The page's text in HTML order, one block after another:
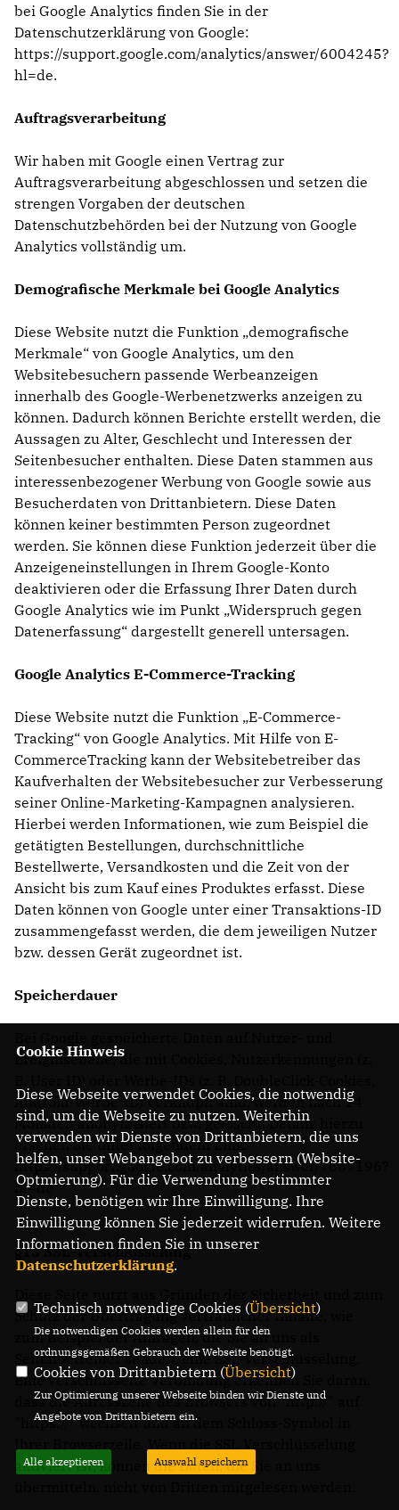
bei Google Analytics finden Sie in der
Datenschutzerklärung von Google:
https://support.google.com/analytics/answer/6004245?
hl=de.
Auftragsverarbeitung
Wir haben mit Google einen Vertrag zur
Auftragsverarbeitung abgeschlossen und setzen die
strengen Vorgaben der deutschen
Datenschutzbehörden bei der Nutzung von Google
Analytics vollständig um.
Demografische Merkmale bei Google Analytics
Diese Website nutzt die Funktion „demografische
Merkmale“ von Google Analytics, um den
Websitebesuchern passende Werbeanzeigen
innerhalb des Google-Werbenetzwerks anzeigen zu
können. Dadurch können Berichte erstellt werden, die
Aussagen zu Alter, Geschlecht und Interessen der
Seitenbesucher enthalten. Diese Daten stammen aus
interessenbezogener Werbung von Google sowie aus
Besucherdaten von Drittanbietern. Diese Daten
können keiner bestimmten Person zugeordnet
werden. Sie können diese Funktion jederzeit über die
Anzeigeneinstellungen in Ihrem Google-Konto
deaktivieren oder die Erfassung Ihrer Daten durch
Google Analytics wie im Punkt „Widerspruch gegen
Datenerfassung“ dargestellt generell untersagen.
Google Analytics E-Commerce-Tracking
Diese Website nutzt die Funktion „E-Commerce-
Tracking“ von Google Analytics. Mit Hilfe von E-
CommerceTracking kann der Websitebetreiber das
Kaufverhalten der Websitebesucher zur Verbesserung
seiner Online-Marketing-Kampagnen analysieren.
Hierbei werden Informationen, wie zum Beispiel die
getätigten Bestellungen, durchschnittliche
Bestellwerte, Versandkosten und die Zeit von der
Ansicht bis zum Kauf eines Produktes erfasst. Diese
Daten können von Google unter einer Transaktions-ID
zusammengefasst werden, die dem jeweiligen Nutzer
bzw. dessen Gerät zugeordnet ist.
Speicherdauer
Ereignisebene, die mit Cookies, Nutzerkennungen (z.
Android-Werbe-ID) verknüpft sind, werden nach 14
Monaten anonymisiert bzw. gelöscht. Details hierzu
ersehen Sie unter folgendem Link:
https://support.google.com/analytics/answer/7667196?
hl=de
§13 SSL-Verschlüsselung
Schutz der Übertragung vertraulicher Inhalte, wie
zum Beispiel der Anfragen, die Sie an uns als
Seitenbetreiber senden, eine SSL-Verschlüsselung.
Eine verschlüsselte Verbindung erkennen Sie daran,
dass die Adresszeile des Browsers von "http://" auf
"https://" wechselt und an dem Schloss-Symbol in
aktiviert ist, können die Daten, die Sie an uns
Cookie Hinweis
Diese Webseite verwendet Cookies, die notwendig
sind, um die Webseite zu nutzen. Weiterhin
verwenden wir Dienste von Drittanbietern, die uns
helfen, unser Webangebot zu verbessern (Website-
Optmierung). Für die Verwendung bestimmter
Dienste, benötigen wir Ihre Einwilligung. Ihre
Einwilligung können Sie jederzeit widerrufen. Weitere
Informationen finden Sie in unserer
Datenschutzerklärung.
Technisch notwendige Cookies (Übersicht)
Die notwendigen Cookies werden allein für den
ordnungsgemäßen Gebrauch der Webseite benötigt.
Cookies von Drittanbietern (Übersicht)
Zur Optimierung unserer Webseite binden wir Dienste und
Angebote von Drittanbietern ein.
Alle akzeptieren Auswahl speichern